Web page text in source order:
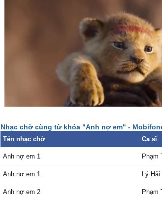
Ŋợ em ngàn muôn lời xin lỗi
Nhạc chờ cùng từ khóa "Anh nợ em" -
Tên nhạc chờ Ca sĩ
Anh nợ em 1 Phạm
Anh nợ em 1 Lý Hải
Anh nợ em 2 Phạm